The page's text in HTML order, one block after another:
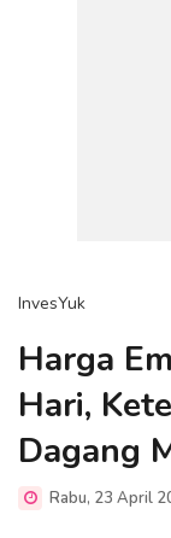
InvesYuk
Harga
Hari,
Dagang
Rabu, 23 April